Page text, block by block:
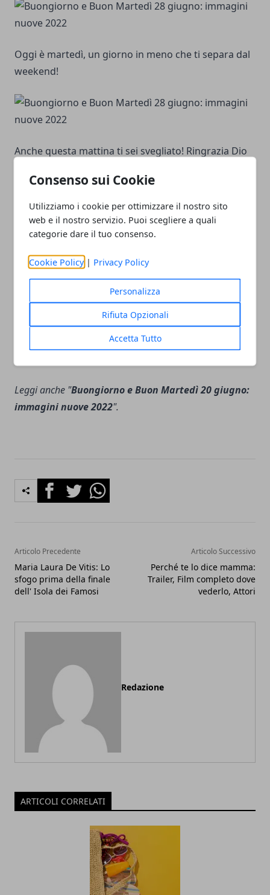
Consenso sui Cookie
Utilizziamo i cookie per ottimizzare il nostro sito
web e il nostro servizio. Puoi scegliere a quali
categorie dare il tuo consenso.
Cookie Policy | Privacy Policy
Personalizza
Rifiuta Opzionali
Accetta Tutto
Oggi è martedì, un giorno in meno che ti separa dal
weekend!
Anche questa mattina ti sei svegliato! Ringrazia Dio
“Fra speranza e affanni, fra timori e rabbia,
immagina che l’alba di ogni giorno sia l’ultima per te:
tutte un incanto.” (Orazio)
Buon Martedì amico, sarà meraviglioso!
Leggi anche "Buongiorno e Buon Martedì 20 giugno:
immagini nuove 2022".
FacebookTwitterWhatsapp
Articolo Precedente
Maria Laura De Vitis: Lo
sfogo prima della finale
dell' Isola dei Famosi
Articolo Successivo
Perché te lo dice mamma:
Trailer, Film completo dove
vederlo, Attori
Redazione
ARTICOLI CORRELATI